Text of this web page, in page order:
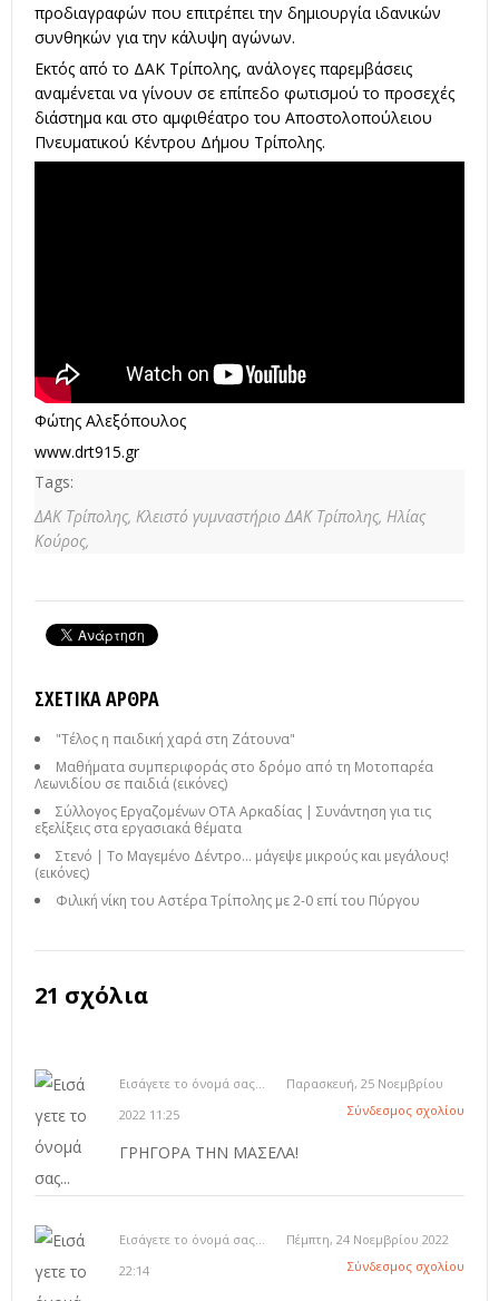
προδιαγραφών που επιτρέπει την δημιουργία ιδανικών
συνθηκών για την κάλυψη αγώνων.
Εκτός από το ΔΑΚ Τρίπολης, ανάλογες παρεμβάσεις
αναμένεται να γίνουν σε επίπεδο φωτισμού το προσεχές
διάστημα και στο αμφιθέατρο του Αποστολοπούλειου
Πνευματικού Κέντρου Δήμου Τρίπολης.
Φώτης Αλεξόπουλος
www.drt915.gr
Tags:
ΔΑΚ Τρίπολης, Κλειστό γυμναστήριο ΔΑΚ Τρίπολης, Ηλίας
Κούρος,
ΣΧΕΤΙΚΆ ΆΡΘΡΑ
"Τέλος η παιδική χαρά στη Ζάτουνα"
Μαθήματα συμπεριφοράς στο δρόμο από τη Μοτοπαρέα
Λεωνιδίου σε παιδιά (εικόνες)
Σύλλογος Εργαζομένων ΟΤΑ Αρκαδίας | Συνάντηση για τις
εξελίξεις στα εργασιακά θέματα
Στενό | Το Μαγεμένο Δέντρο… μάγεψε μικρούς και μεγάλους!
(εικόνες)
Φιλική νίκη του Αστέρα Τρίπολης με 2-0 επί του Πύργου
21 σχόλια
Εισάγετε το όνομά σας...
Παρασκευή, 25 Νοεμβρίου
2022 11:25
Σύνδεσμος σχολίου
ΓΡΗΓΟΡΑ ΤΗΝ ΜΑΣΕΛΑ!
Εισάγετε το όνομά σας...
Πέμπτη, 24 Νοεμβρίου 2022
22:14
Σύνδεσμος σχολίου